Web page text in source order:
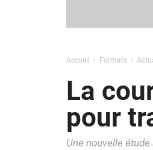
Accueil Formats
La
pour
Une nouvelle